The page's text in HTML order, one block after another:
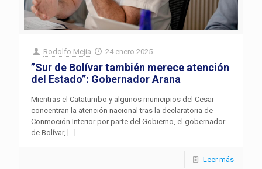
Rodolfo Mejia 24 enero 2025
”Sur de Bolívar también merece atención
del Estado”: Gobernador Arana
Mientras el Catatumbo y algunos municipios del Cesar
concentran la atención nacional tras la declaratoria de
Conmoción Interior por parte del Gobierno, el gobernador
de Bolívar,
Leer más